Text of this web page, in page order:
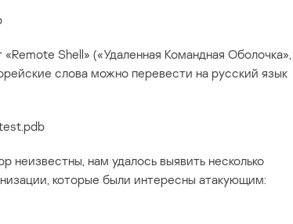
Shell» («Удаленная Командная Оболочка»,
слова можно перевести на русский язык
неизвестны, нам удалось выявить несколько
которые были интересны атакующим: